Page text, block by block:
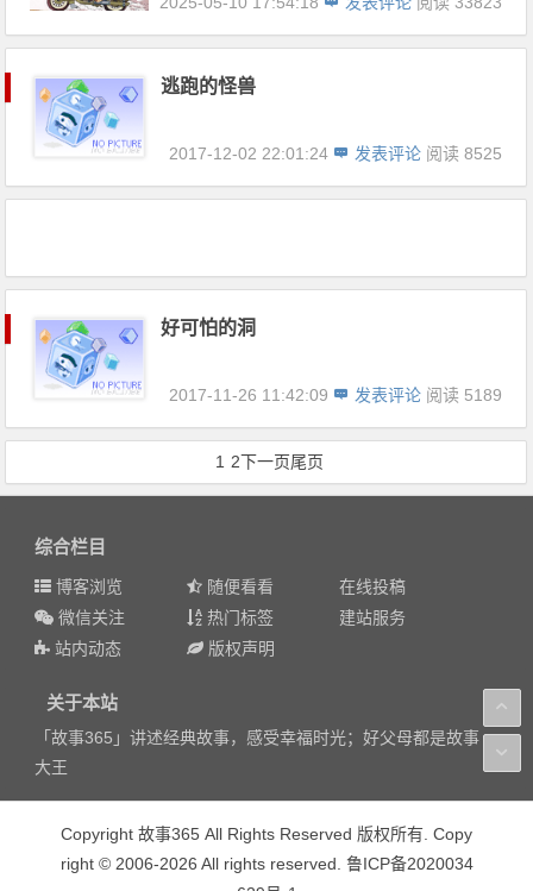
逃跑的怪兽
2017-12-02 22:01:24 发表评论 阅读 8525
好可怕的洞
2017-11-26 11:42:09 发表评论 阅读 5189
1 2下一页尾页
综合栏目
博客浏览 随便看看
在线投稿
微信关注
热门标签
建站服务
站内动态
版权声明
关于本站
「故事365」讲述经典故事，感受幸福时光；好父母都是故事
大王
Copyright 故事365 All Rights Reserved 版权所有. Copy
right © 2006-2026 All rights reserved. 鲁ICP备2020034